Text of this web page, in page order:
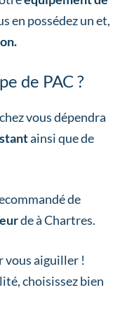
en possédez un et,
de PAC ?
vous dépendra
ainsi que de
de
de à Chartres.
vous aiguiller !
choisissez bien